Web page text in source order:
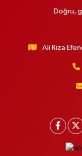
Doğru,
Ali Riza